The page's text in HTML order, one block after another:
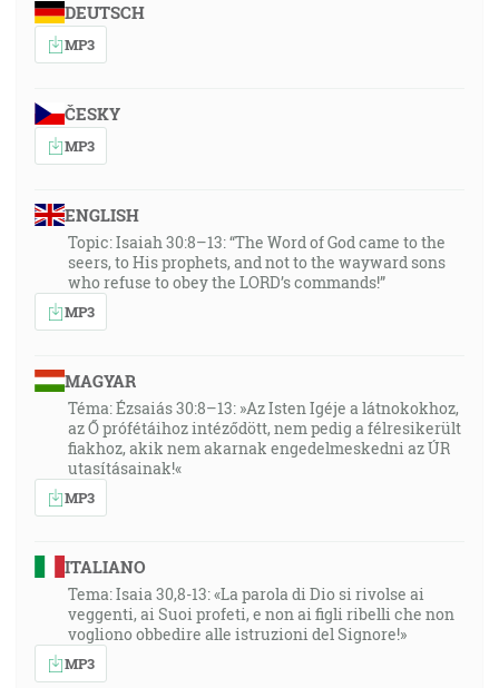
DEUTSCH
MP3
ČESKY
MP3
ENGLISH
Topic: Isaiah 30:8–13: “The Word of God came to the
seers, to His prophets, and not to the wayward sons
who refuse to obey the LORD’s commands!”
MP3
MAGYAR
Téma: Ézsaiás 30:8–13: »Az Isten Igéje a látnokokhoz,
az Ő prófétáihoz intéződött, nem pedig a félresikerült
fiakhoz, akik nem akarnak engedelmeskedni az ÚR
utasításainak!«
MP3
ITALIANO
Tema: Isaia 30,8-13: «La parola di Dio si rivolse ai
veggenti, ai Suoi profeti, e non ai figli ribelli che non
vogliono obbedire alle istruzioni del Signore!»
MP3